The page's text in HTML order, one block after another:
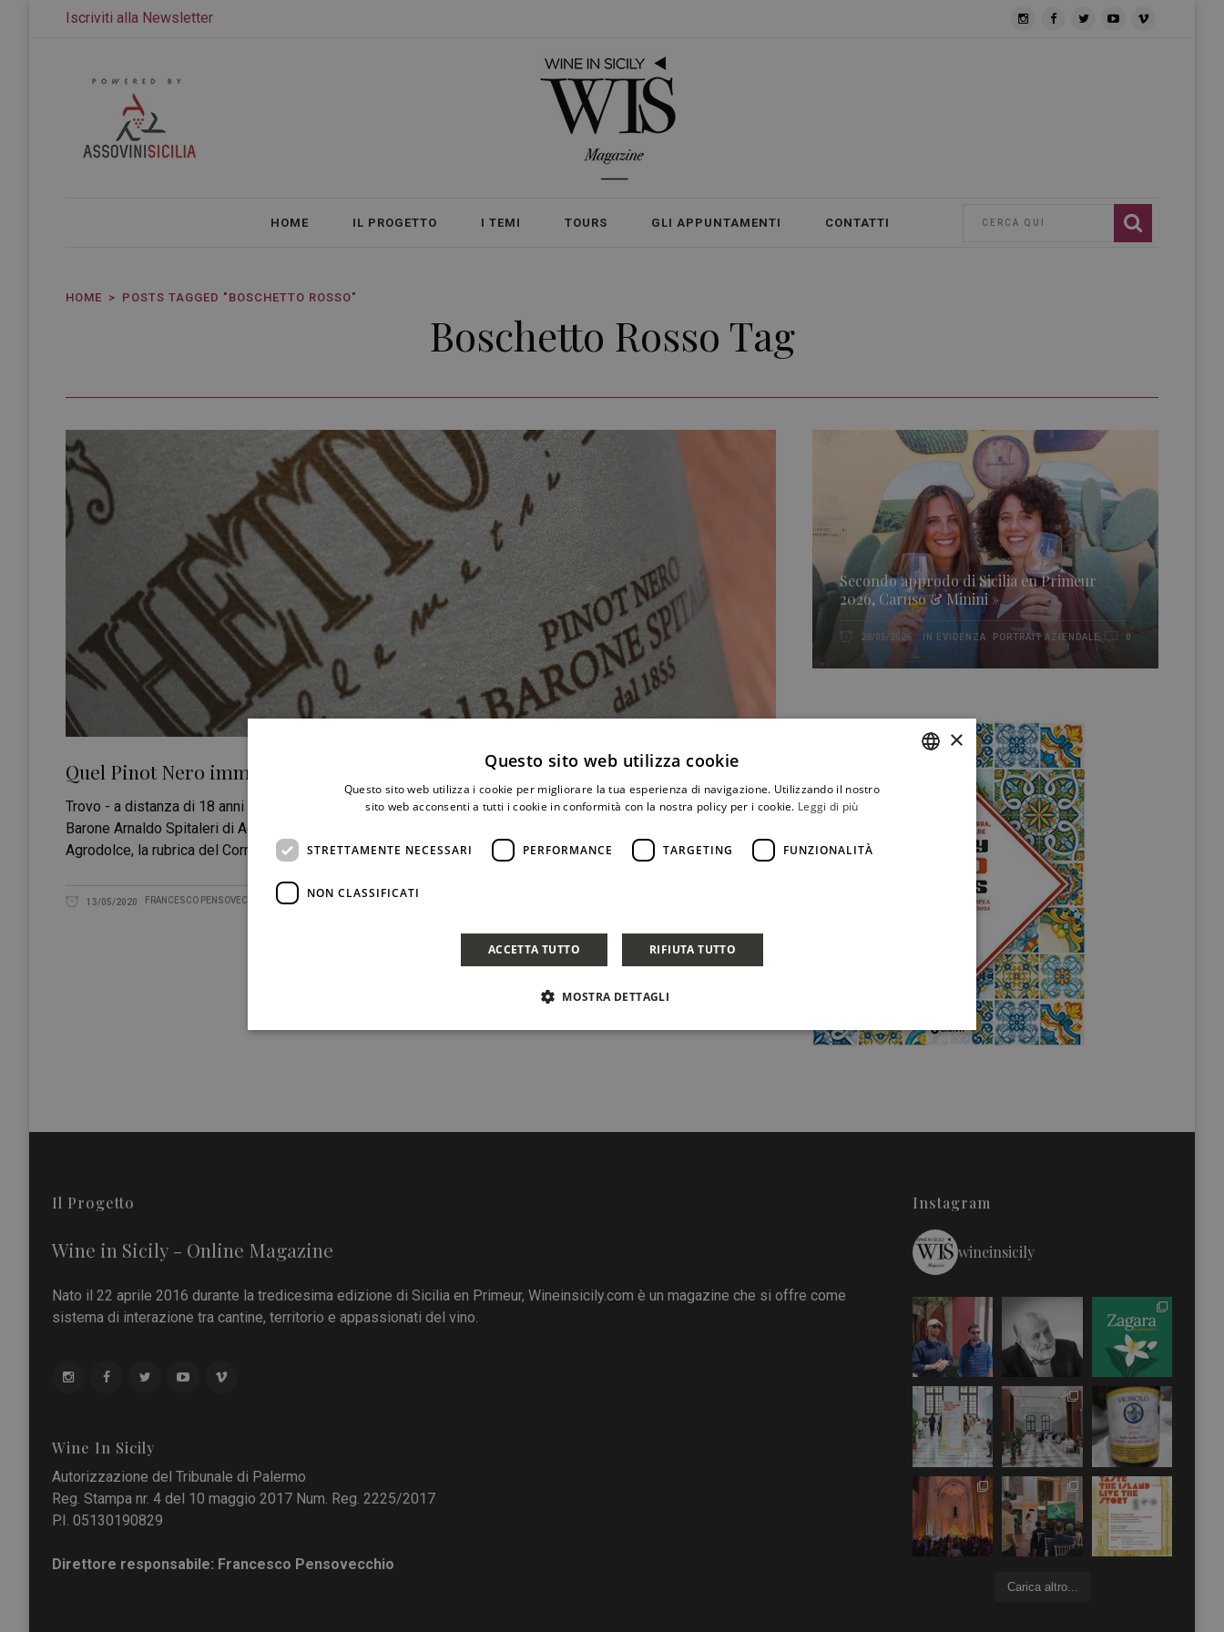
Iscriviti alla Newsletter
HOME IL PROGETTO I TEMI TOURS GLI APPUNTAMENTI CONTATTI
HOME POSTS TAGGED "BOSCHETTO ROSSO"
Boschetto Rosso Tag
Quel Pinot Nero immenso come la Sicilia
Trovo - a distanza di 18 anni dai primi ricordi - una bottiglia di Boschetto Rosso, un Pinot Nero dell'azienda
Barone Arnaldo Spitaleri di Adrano (Etna, Ct). Ricordo, e ritrovo, un articolo di Luigi Veronelli pubblicato su
Agrodolce, la rubrica del Corriere della Sera da
13/05/2020 FRANCESCO PENSOVECCHIO
Secondo approdo di Sicilia en Primeur
2026, Caruso & Minini »
28/05/2026 IN EVIDENZA PORTRAIT AZIENDALE 0
Il Progetto
Wine in Sicily - Online Magazine
Nato il 22 aprile 2016 durante la tredicesima edizione di Sicilia en Primeur, Wineinsicily.com è un magazine che si offre come
sistema di interazione tra cantine, territorio e appassionati del vino.
Wine In Sicily
Autorizzazione del Tribunale di Palermo
Reg. Stampa nr. 4 del 10 maggio 2017 Num. Reg. 2225/2017
P.I. 05130190829
Direttore responsabile: Francesco Pensovecchio
Instagram
wineinsicily
Carica altro...
×
Questo sito web utilizza cookie
Questo sito web utilizza i cookie per migliorare la tua esperienza di navigazione. Utilizzando il nostro
sito web acconsenti a tutti i cookie in conformità con la nostra policy per i cookie. Leggi di più
STRETTAMENTE NECESSARI PERFORMANCE TARGETING FUNZIONALITÀ
NON CLASSIFICATI
ACCETTA TUTTO RIFIUTA TUTTO
MOSTRA DETTAGLI